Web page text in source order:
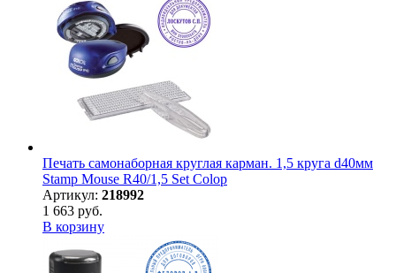
Печать самонаборная круглая карман. 1,5 круга d40мм
Stamp Mouse R40/1,5 Set Colop
Артикул: 218992
1 663 руб.
В корзину